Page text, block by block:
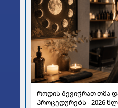
როდის შევიჭრათ თმა
პროცედურებს - 2026